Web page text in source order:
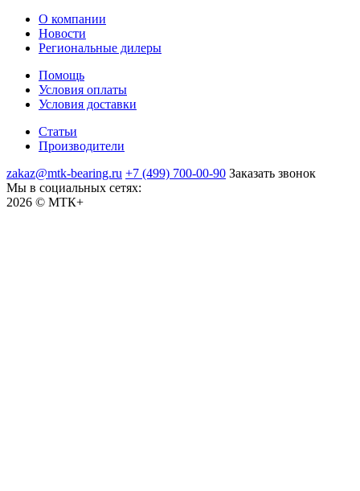
О компании
Новости
Региональные дилеры
Помощь
Условия оплаты
Условия доставки
Статьи
Производители
zakaz@mtk-bearing.ru +7 (499) 700-00-90 Заказать звонок
Мы в социальных сетях:
2026 © МТК+